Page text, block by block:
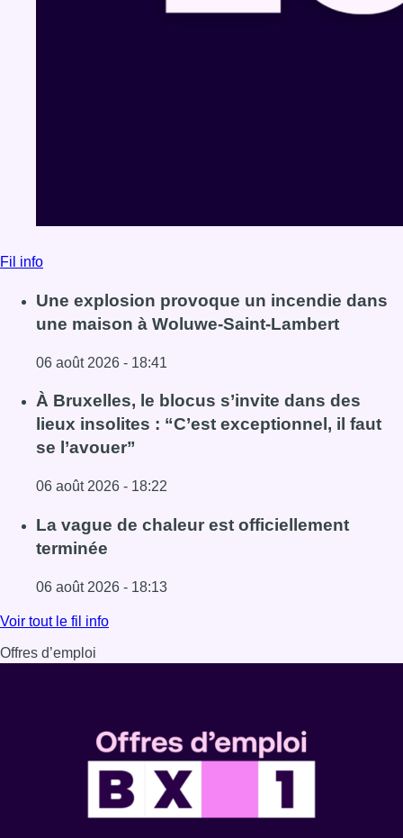
Fil info
Une explosion provoque un incendie dans
une maison à Woluwe-Saint-Lambert
06 août 2026 - 18:41
Lire l'article Une explosion provoque un incendie dans
À Bruxelles, le blocus s’invite dans des
lieux insolites : “C’est exceptionnel, il faut
se l’avouer”
06 août 2026 - 18:22
Lire l'article À Bruxelles, le blocus s’invite dans des lieux
La vague de chaleur est officiellement
terminée
06 août 2026 - 18:13
Lire l'article La vague de chaleur est officiellement
Voir tout le fil info
Offres d’emploi